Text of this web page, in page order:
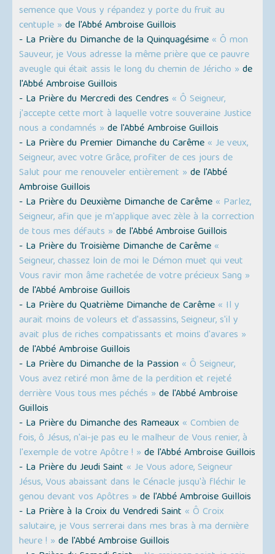
semence que Vous y répandez y porte du fruit au
centuple » de l'Abbé Ambroise Guillois
- La Prière du Dimanche de la Quinquagésime « Ô mon
Sauveur, je Vous adresse la même prière que ce pauvre
aveugle qui était assis le long du chemin de Jéricho » de
l'Abbé Ambroise Guillois
- La Prière du Mercredi des Cendres « Ô Seigneur,
j'accepte cette mort à laquelle votre souveraine Justice
nous a condamnés » de l'Abbé Ambroise Guillois
- La Prière du Premier Dimanche du Carême « Je veux,
Seigneur, avec votre Grâce, profiter de ces jours de
Salut pour me renouveler entièrement » de l'Abbé
Ambroise Guillois
- La Prière du Deuxième Dimanche de Carême « Parlez,
Seigneur, afin que je m'applique avec zèle à la correction
de tous mes défauts » de l'Abbé Ambroise Guillois
- La Prière du Troisième Dimanche de Carême «
Seigneur, chassez loin de moi le Démon muet qui veut
Vous ravir mon âme rachetée de votre précieux Sang »
de l'Abbé Ambroise Guillois
- La Prière du Quatrième Dimanche de Carême « Il y
aurait moins de voleurs et d'assassins, Seigneur, s'il y
avait plus de riches compatissants et moins d'avares »
de l'Abbé Ambroise Guillois
- La Prière du Dimanche de la Passion « Ô Seigneur,
Vous avez retiré mon âme de la perdition et rejeté
derrière Vous tous mes péchés » de l'Abbé Ambroise
Guillois
- La Prière du Dimanche des Rameaux « Combien de
fois, ô Jésus, n'ai-je pas eu le malheur de Vous renier, à
l'exemple de votre Apôtre ! » de l'Abbé Ambroise Guillois
- La Prière du Jeudi Saint « Je Vous adore, Seigneur
Jésus, Vous abaissant dans le Cénacle jusqu'à fléchir le
genou devant vos Apôtres » de l'Abbé Ambroise Guillois
- La Prière à la Croix du Vendredi Saint « Ô Croix
salutaire, je Vous serrerai dans mes bras à ma dernière
heure ! » de l'Abbé Ambroise Guillois